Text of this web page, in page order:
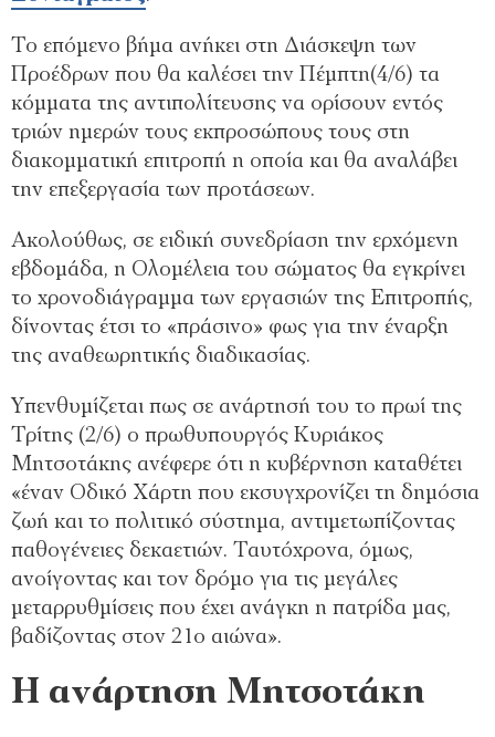
Το επόμενο βήμα ανήκει στη Διάσκεψη των
Προέδρων που θα καλέσει την Πέμπτη(4/6) τα
κόμματα της αντιπολίτευσης να ορίσουν εντός
τριών ημερών τους εκπροσώπους τους στη
διακομματική επιτροπή η οποία και θα αναλάβει
την επεξεργασία των προτάσεων.
Ακολούθως, σε ειδική συνεδρίαση την ερχόμενη
εβδομάδα, η Ολομέλεια του σώματος θα εγκρίνει
το χρονοδιάγραμμα των εργασιών της Επιτροπής,
δίνοντας έτσι το «πράσινο» φως για την έναρξη
της αναθεωρητικής διαδικασίας.
Υπενθυμίζεται πως σε ανάρτησή του το πρωί της
Τρίτης (2/6) ο πρωθυπουργός Κυριάκος
Μητσοτάκης ανέφερε ότι η κυβέρνηση καταθέτει
«έναν Οδικό Χάρτη που εκσυγχρονίζει τη δημόσια
ζωή και το πολιτικό σύστημα, αντιμετωπίζοντας
παθογένειες δεκαετιών. Ταυτόχρονα, όμως,
ανοίγοντας και τον δρόμο για τις μεγάλες
μεταρρυθμίσεις που έχει ανάγκη η πατρίδα μας,
βαδίζοντας στον 21ο αιώνα».
Η ανάρτηση Μητσοτάκη